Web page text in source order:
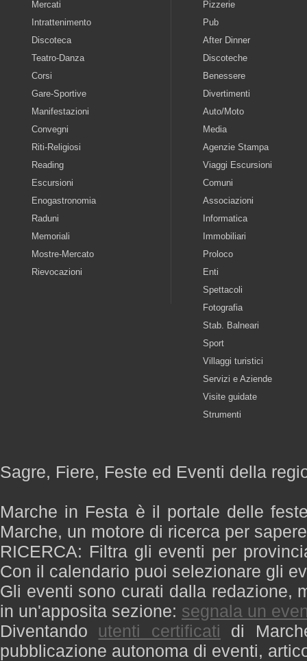
Mercati
Intrattenimento
Discoteca
Teatro-Danza
Corsi
Gare-Sportive
Manifestazioni
Convegni
Riti-Religiosi
Reading
Escursioni
Enogastronomia
Raduni
Memoriali
Mostre-Mercato
Rievocazioni
Pizzerie
Pub
After Dinner
Discoteche
Benessere
Divertimenti
Auto/Moto
Media
Agenzie Stampa
Viaggi Escursioni
Comuni
Associazioni
Informatica
Immobiliari
Proloco
Enti
Spettacoli
Fotografia
Stab. Balneari
Sport
Villaggi turistici
Servizi e Aziende
Visite guidate
Strumenti
Sagre, Fiere, Feste ed Eventi della
Marche in Festa è il portale delle
Marche, un motore di ricerca per
RICERCA: Filtra gli eventi per
Con il calendario puoi selezionare gli
Gli eventi sono curati dalla redazione,
in un'apposita sezione: segnala un
Diventando utenti certificati di
pubblicazione autonoma di eventi,